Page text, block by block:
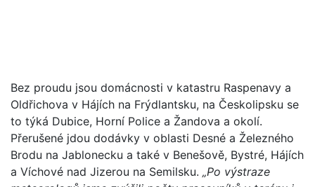
Bez proudu jsou domácnosti v katastru Raspenavy a
Oldřichova v Hájích na Frýdlantsku, na Českolipsku se
to týká Dubice, Horní Police a Žandova a okolí.
Přerušené jdou dodávky v oblasti Desné a Železného
Brodu na Jablonecku a také v Benešově, Bystré, Hájích
a Víchové nad Jizerou na Semilsku. „Po výstraze